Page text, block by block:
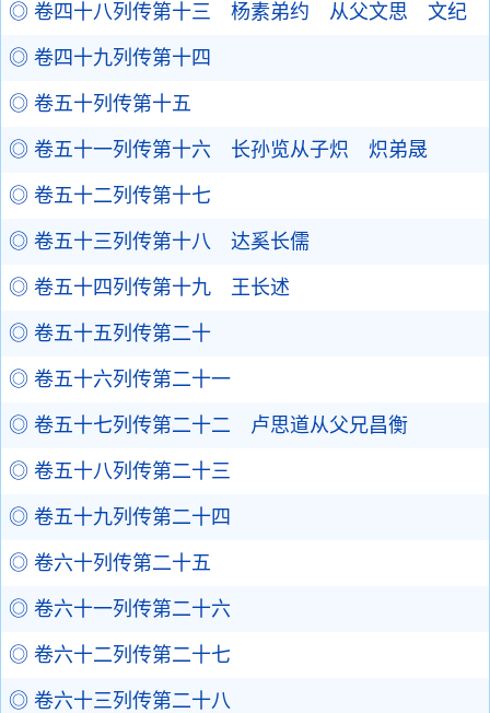
◎ 卷四十八列传第十三 杨素弟约 从父文思 文纪
◎ 卷四十九列传第十四
◎ 卷五十列传第十五
◎ 卷五十一列传第十六 长孙览从子炽 炽弟晟
◎ 卷五十二列传第十七
◎ 卷五十三列传第十八 达奚长儒
◎ 卷五十四列传第十九 王长述
◎ 卷五十五列传第二十
◎ 卷五十六列传第二十一
◎ 卷五十七列传第二十二 卢思道从父兄昌衡
◎ 卷五十八列传第二十三
◎ 卷五十九列传第二十四
◎ 卷六十列传第二十五
◎ 卷六十一列传第二十六
◎ 卷六十二列传第二十七
◎ 卷六十三列传第二十八